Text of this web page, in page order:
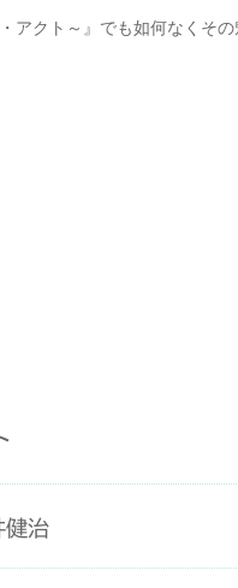
アクト～』でも如何なくそ
健治